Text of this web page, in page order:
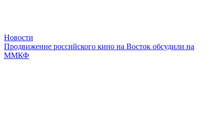
Новости
Продвижение российского кино на Восток обсудили на
ММКФ